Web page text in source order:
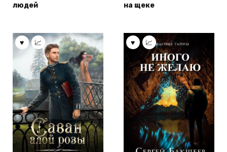
людей
на щеке